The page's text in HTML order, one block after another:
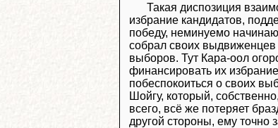
Такая диспозиция
избрание кандидатов,
победу, неминуемо
собрал своих
выборов. Тут Кара-оол
финансировать их
побеспокоиться о своих
Шойгу, который,
всего, всё же потеряет
другой стороны, ему точно